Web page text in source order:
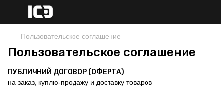
Пользовательское соглашение
Пользовательское соглашение
ПУБЛИЧНИЙ ДОГОВОР (ОФЕРТА)
на заказ, куплю-продажу и доставку товаров